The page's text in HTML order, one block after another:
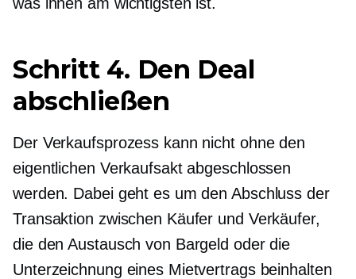
Schritt 4. Den Deal
abschließen
Der Verkaufsprozess kann nicht ohne den
eigentlichen Verkaufsakt abgeschlossen
werden. Dabei geht es um den Abschluss der
Transaktion zwischen Käufer und Verkäufer,
die den Austausch von Bargeld oder die
Unterzeichnung eines Mietvertrags beinhalten